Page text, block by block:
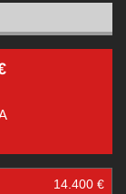
14.400 €